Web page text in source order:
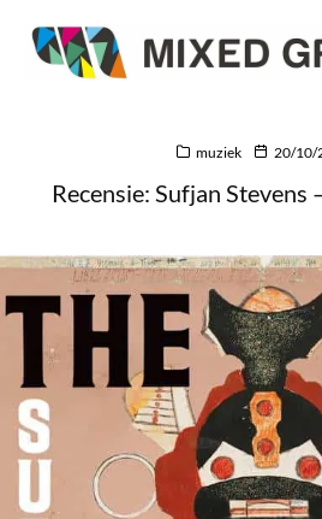
muziek 20/10/
Recensie: Sufjan Stevens